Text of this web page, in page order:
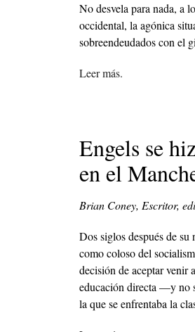
No desvela para nada, a
occidental, la agónica
sobreendeudados con el
Leer más.
Engels se
en el
Brian Coney, Escritor,
Dos siglos después de su
como coloso del
decisión de aceptar venir
educación directa —y no
la que se enfrentaba la